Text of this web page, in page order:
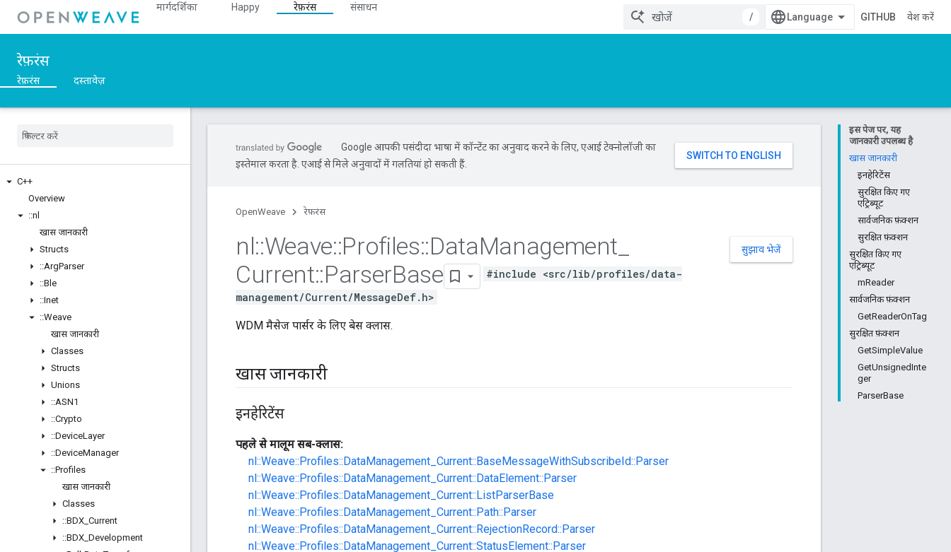
मार्गदर्शिका Happy रेफ़रंस
संसाधन
/
GITHUB प्रवेश करें
रेफ़रंस
रेफ़रंस दस्तावेज़
C++
Overview
::nl
खास जानकारी
Structs
::ArgParser
::Ble
::Inet
::Weave
खास जानकारी
Classes
Structs
Unions
::ASN1
::Crypto
::DeviceLayer
::DeviceManager
::Profiles
खास जानकारी
Classes
::BDX Current
::BDX Development
इस पेज पर, यह
जानकारी उपलब्ध है
खास जानकारी
इनहेरिटेंस
सुरक्षित किए गए
एट्रिब्यूट
सार्वजनिक फ़ंक्शन
सुरक्षित फ़ंक्शन
सुरक्षित किए गए
एट्रिब्यूट
mReader
सार्वजनिक फ़ंक्शन
GetReaderOnTag
सुरक्षित फ़ंक्शन
GetSimpleValue
GetUnsignedInte
ger
ParserBase
Google आपकी पसंदीदा भाषा में कॉन्टेंट का अनुवाद करने के लिए, एआई टेक्नोलॉजी का
इस्तेमाल करता है. एआई से मिले अनुवादों में गलतियां हो सकती हैं.
OpenWeave रेफ़रंस
सुझाव भेजें
nl::Weave::Profiles::DataManagement
Current::ParserBase
#include <src/lib/profiles/data-
management/Current/MessageDef.h>
WDM मैसेज पार्सर के लिए बेस क्लास.
खास जानकारी
इनहेरिटेंस
पहले से मालूम सब-क्लास:
nl::Weave::Profiles::DataManagement_Current::BaseMessageWithSubscribeId::Parser
nl::Weave::Profiles::DataManagement_Current::DataElement::Parser
nl::Weave::Profiles::DataManagement_Current::ListParserBase
nl::Weave::Profiles::DataManagement_Current::Path::Parser
nl::Weave::Profiles::DataManagement_Current::RejectionRecord::Parser
nl::Weave::Profiles::DataManagement_Current::StatusElement::Parser